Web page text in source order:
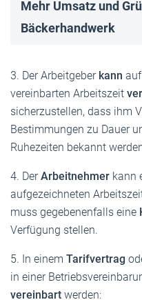
Mehr Umsatz und
Bäckerhandwerk
3. Der Arbeitgeber kann
vereinbarten Arbeitszeit
sicherzustellen, dass ihm
Bestimmungen zu Dauer
Ruhezeiten bekannt
4. DerArbeitnehmer kann
aufgezeichneten
muss gegebenenfalls eine
Verfügung stellen.
5. In einem Tarifvertrag
in einer
vereinbart werden: